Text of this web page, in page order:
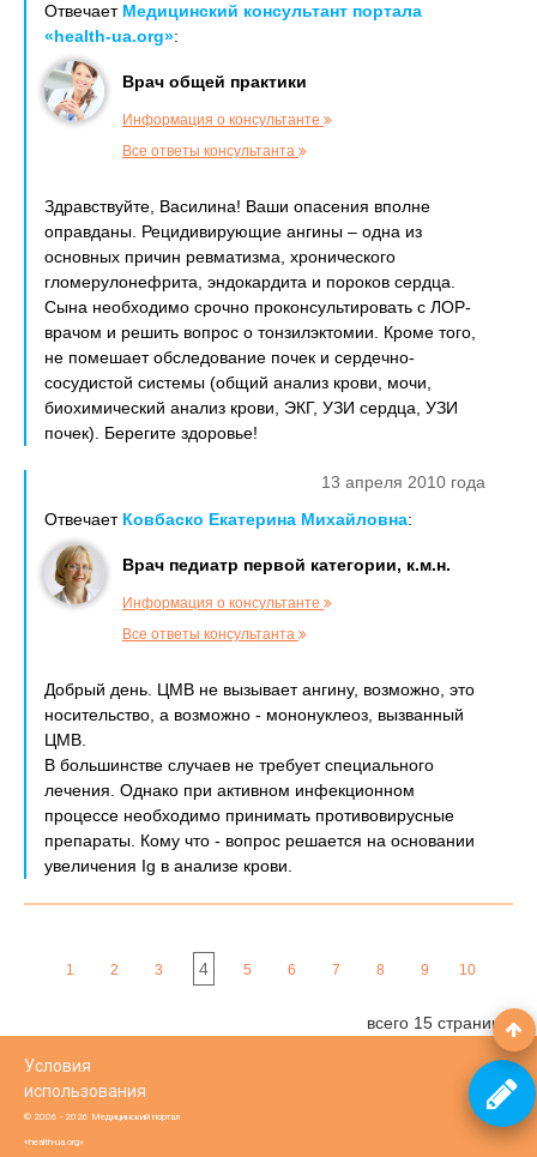
Отвечает Медицинский консультант портала
«health-ua.org»:
Врач общей практики
Информация о консультанте
Все ответы консультанта
Здравствуйте, Василина! Ваши опасения вполне
оправданы. Рецидивирующие ангины – одна из
основных причин ревматизма, хронического
гломерулонефрита, эндокардита и пороков сердца.
Сына необходимо срочно проконсультировать с ЛОР-
врачом и решить вопрос о тонзилэктомии. Кроме того,
не помешает обследование почек и сердечно-
сосудистой системы (общий анализ крови, мочи,
биохимический анализ крови, ЭКГ, УЗИ сердца, УЗИ
почек). Берегите здоровье!
13 апреля 2010 года
Отвечает Ковбаско Екатерина Михайловна:
Врач педиатр первой категории, к.м.н.
Информация о консультанте
Все ответы консультанта
Добрый день. ЦМВ не вызывает ангину, возможно, это
носительство, а возможно - мононуклеоз, вызванный
ЦМВ.
В большинстве случаев не требует специального
лечения. Однако при активном инфекционном
процессе необходимо принимать противовирусные
препараты. Кому что - вопрос решается на основании
увеличения Ig в анализе крови.
1 2 3 4 5 6 7 8 9 10
всего 15 страниц
Условия
использования
© 2006 - 2026 Медицинский портал
«health-ua.org»